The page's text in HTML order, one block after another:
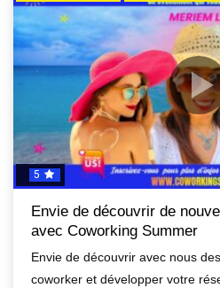
5
Envie de découvrir de
avec Coworking Summer
Envie de découvrir avec nous
coworker et développer votre